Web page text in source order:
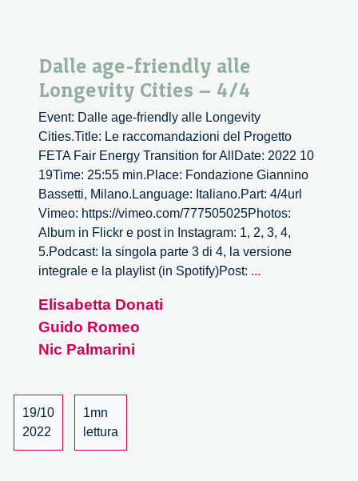
Dalle age-friendly alle
Longevity Cities – 4/4
Event: Dalle age-friendly alle Longevity
Cities.Title: Le raccomandazioni del Progetto
FETA Fair Energy Transition for AllDate: 2022 10
19Time: 25:55 min.Place: Fondazione Giannino
Bassetti, Milano.Language: Italiano.Part: 4/4url
Vimeo: https://vimeo.com/777505025Photos:
Album in Flickr e post in Instagram: 1, 2, 3, 4,
5.Podcast: la singola parte 3 di 4, la versione
integrale e la playlist (in Spotify)Post: ...
Elisabetta Donati
Guido Romeo
Nic Palmarini
19/10
2022
1mn
lettura